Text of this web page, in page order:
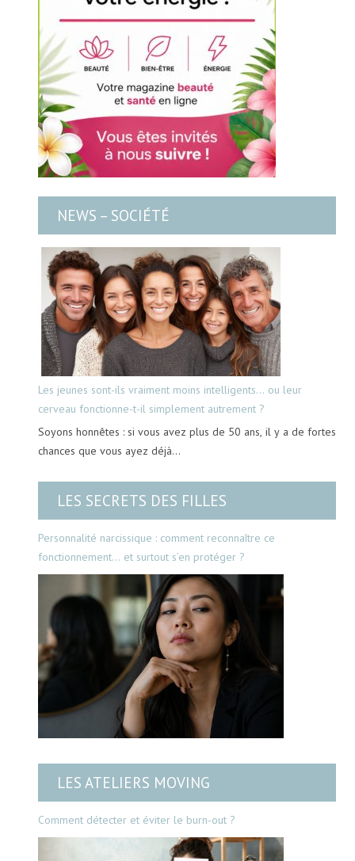
NEWS – SOCIÉTÉ
Les jeunes sont-ils vraiment moins intelligents… ou leur
cerveau fonctionne-t-il simplement autrement ?
Soyons honnêtes : si vous avez plus de 50 ans, il y a de fortes
chances que vous ayez déjà…
LES SECRETS DES FILLES
Personnalité narcissique : comment reconnaître ce
fonctionnement… et surtout s’en protéger ?
LES ATELIERS MOVING
Comment détecter et éviter le burn-out ?